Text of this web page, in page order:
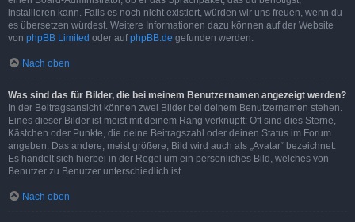
installieren kann. Falls es noch nicht existiert, würden wir uns freuen, wenn du
es übersetzen würdest. Weitere Informationen dazu können auf der Website
von phpBB Limited oder aufphpBB.de gefunden werden.
Nach oben
Was sind das für Bilder, die bei meinem Benutzernamen angezeigt werden?
In der Beitragsansicht können zwei Bilder bei deinem Benutzernamen stehen.
Eines dieser Bilder ist meist mit deinem Rang verknüpft: Oft sind dies Sterne,
Kästchen oder Punkte, die deine Beitragszahl oder deinen Status im Forum
angeben. Das andere, meist größere, Bild wird auch als „Avatar“ bezeichnet.
Es handelt sich hierbei in der Regel um ein persönliches Bild, welches von
Benutzer zu Benutzer unterschiedlich ist.
Nach oben